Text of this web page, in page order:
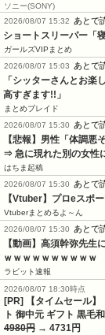
ソニー(SONY)
2026/08/07 15:32
あとで
ショートスリーパー「
ガールズVIPまとめ
2026/08/07 15:03
あとで
「シッターさんとお楽
高すぎます!!」
まとめブレイド
2026/08/07 15:30
あとで
【悲報】男性「体調悪
⇒ 急に現れた別の女性
はちま起稿
2026/08/07 15:30
あとで
【Vtuber】プロeスポ
Vtuberまとめるよ～ん
2026/08/07 15:30
あとで
【動画】高須幹弥先生
ｗｗｗｗｗｗｗｗｗｗ
ラビット速報
2026/08/07 18:30時点
[PR] 【タイムセール
ト 御中元 ギフト 黒毛
4980円 → 4731円